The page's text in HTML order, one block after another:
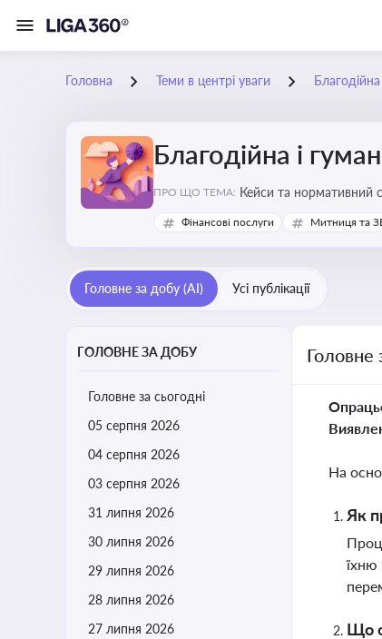
Головна Теми в центрі уваги
Благодійна і
ПРО ЩО ТЕМА: Кейси та нормативний
Фінансові послуги Митниця та
Головне за добу (AI) Усі публікації
ГОЛОВНЕ ЗА ДОБУ
Головне за сьогодні
05 серпня 2026
04 серпня 2026
03 серпня 2026
31 липня 2026
30 липня 2026
29 липня 2026
28 липня 2026
27 липня 2026
Головне
На
Як
їхню
Що